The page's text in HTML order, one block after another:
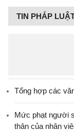
TIN PHÁP
Tổng hợp các
Mức phạt người
thân của nhân